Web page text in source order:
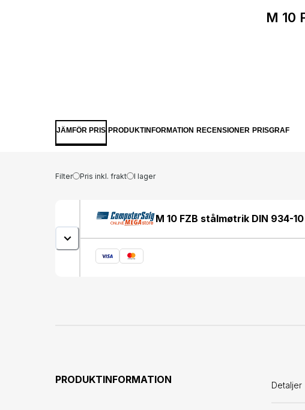
M 10
JÄMFÖR PRIS PRODUKTINFORMATION RECENSIONER PRISGRAF
Filter Pris inkl. frakt I lager
M 10 FZB stålmøtrik DIN 934-
PRODUKTINFORMATION
Detaljer